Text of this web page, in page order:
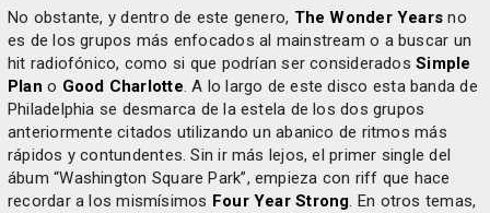
No obstante, y dentro de este genero, The Wonder Years no
es de los grupos más enfocados al mainstream o a buscar un
hit radiofónico, como si que podrían ser consideradosSimple
Plan o Good Charlotte. A lo largo de este disco esta banda de
Philadelphia se desmarca de la estela de los dos grupos
anteriormente citados utilizando un abanico de ritmos más
rápidos y contundentes. Sin ir más lejos, el primer single del
ábum “Washington Square Park”, empieza con riff que hace
recordar a los mismísimos Four Year Strong. En otros temas,